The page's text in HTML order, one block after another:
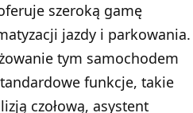
szeroką gamę
jazdy i parkowania.
tym samochodem
funkcje, takie
czołową, asystent